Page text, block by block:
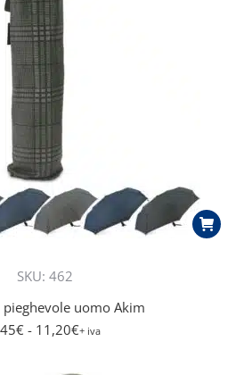
SKU: 462
uomo Akim
€ - 11,20€+ iva